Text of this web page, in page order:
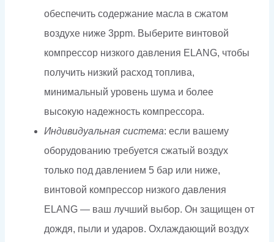
обеспечить содержание масла в сжатом
воздухе ниже 3ppm. Выберите винтовой
компрессор низкого давления ELANG, чтобы
получить низкий расход топлива,
минимальный уровень шума и более
высокую надежность компрессора.
Индивидуальная система: если вашему
оборудованию требуется сжатый воздух
только под давлением 5 бар или ниже,
винтовой компрессор низкого давления
ELANG — ваш лучший выбор. Он защищен от
дождя, пыли и ударов. Охлаждающий воздух